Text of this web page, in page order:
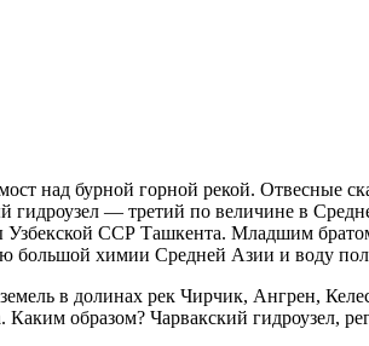
над бурной горной рекой. Отвесные
гидроузел — третий по величине в
Узбекской ССР Ташкента. Младшим
большой химии Средней Азии и воду
в долинах рек Чирчик, Ангрен,
образом? Чарвакский гидроузел,